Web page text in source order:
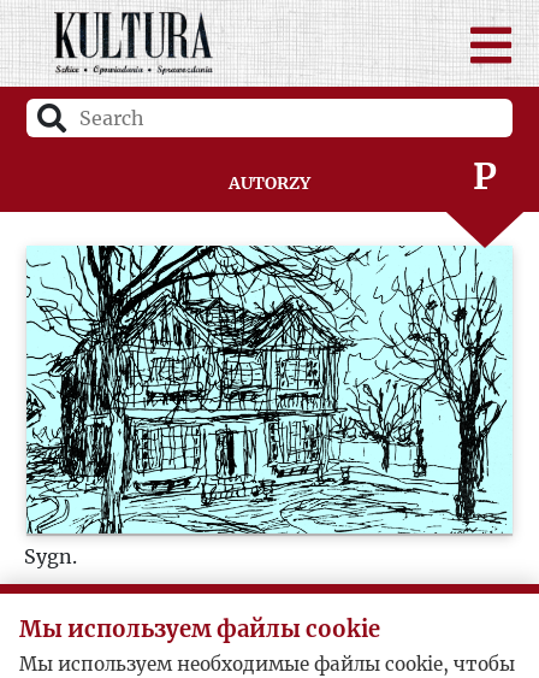
Autorzy
N
O
P
Q
R
S
Ś
T
U
Sygn.
Korespondenci (1)
Jerzy Giedroyc
Мы используем файлы cookie
Мы используем необходимые файлы cookie, чтобы